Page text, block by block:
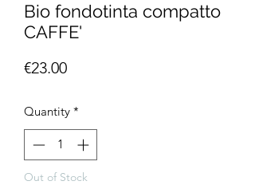
Bio fondotinta compatto
CAFFE'
€23.00Price
Quantity *
Out of Stock